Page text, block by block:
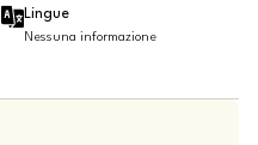
Lingue
Nessuna informazione